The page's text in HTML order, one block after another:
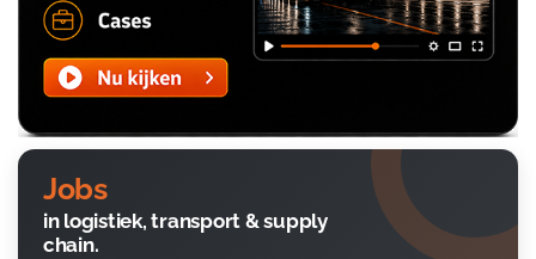
Jobs
in logistiek, transport & supply
chain.